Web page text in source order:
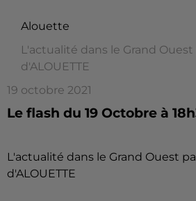
Alouette
L'actualité dans le Grand
d'ALOUETTE
19 octobre 2021
Le flash du 19 Octobre à
L'actualité dans le Grand Ouest
d'ALOUETTE